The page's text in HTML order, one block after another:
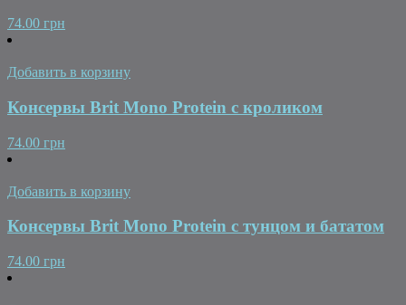
74.00 грн
Добавить в корзину
Консервы Brit Mono Protein с кроликом
74.00 грн
Добавить в корзину
Консервы Brit Mono Protein с тунцом и бататом
74.00 грн